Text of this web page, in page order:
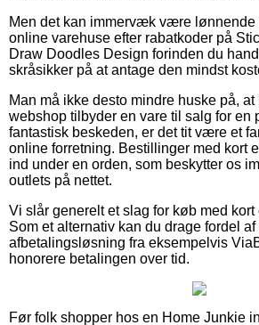
Men det kan immervæk være lønnende
online varehuse efter rabatkoder på
Draw Doodles Design forinden du
skråsikker på at antage den mindst
Man må ikke desto mindre huske på,
webshop tilbyder en vare til salg for en
fantastisk beskeden, er det tit være et
online forretning. Bestillinger med kort
ind under en orden, som beskytter os
outlets på nettet.
Vi slår generelt et slag for køb med
Som et alternativ kan du drage fordel af
afbetalingsløsning fra eksempelvis
honorere betalingen over tid.
Før folk shopper hos en Home Junkie